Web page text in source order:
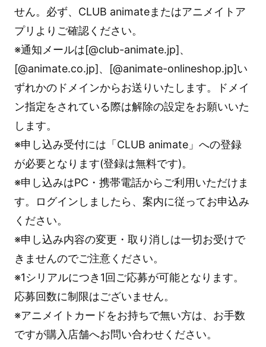
せん。必ず、CLUB animateまたはアニメイトア
プリよりご確認ください。
※通知メールは[@club-animate.jp]、
[@animate.co.jp]、[@animate-onlineshop.jp]い
ずれかのドメインからお送りいたします。ドメイ
ン指定をされている際は解除の設定をお願いいた
します。
※申し込み受付には「CLUB animate」への登録
が必要となります(登録は無料です)。
※申し込みはPC・携帯電話からご利用いただけま
す。ログインしましたら、案内に従ってお申込み
ください。
※申し込み内容の変更・取り消しは一切お受けで
きませんのでご注意ください。
※1シリアルにつき1回ご応募が可能となります。
応募回数に制限はございません。
※アニメイトカードをお持ちで無い方は、お手数
ですが購入店舗へお問い合わせください。